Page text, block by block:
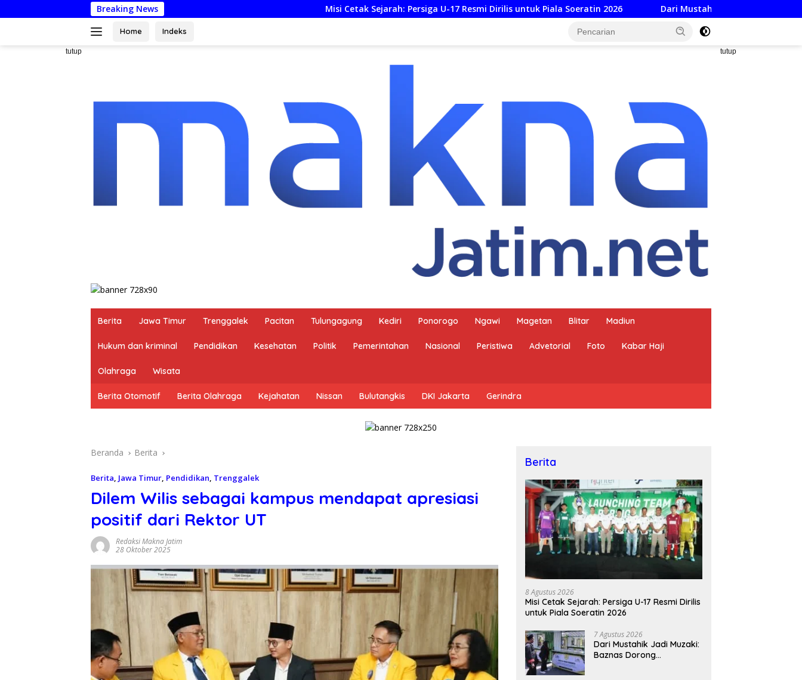
ke
Breaking News Misi Cetak Sejarah: Persiga U-17 Resmi Dirilis untuk Piala Soeratin 2026 Dari Mustahik Jadi Muzaki: Baznas Dorong
Home Indeks
tutup tutup
Berita Jawa Timur Trenggalek Pacitan Tulungagung Kediri Ponorogo Ngawi Magetan Blitar Madiun
Hukum dan kriminal Pendidikan Kesehatan Politik Pemerintahan Nasional Peristiwa Advetorial Foto Kabar Haji
Olahraga Wisata
Berita Otomotif Berita Olahraga Kejahatan Nissan Bulutangkis DKI Jakarta Gerindra
Beranda Berita
Berita, Jawa Timur, Pendidikan, Trenggalek
Dilem Wilis sebagai kampus mendapat apresiasi
positif dari Rektor UT
Redaksi Makna Jatim
28 Oktober 2025
Berita
8 Agustus 2026
Misi Cetak Sejarah: Persiga U-17 Resmi Dirilis
untuk Piala Soeratin 2026
7 Agustus 2026
Dari Mustahik Jadi Muzaki:
Baznas Dorong